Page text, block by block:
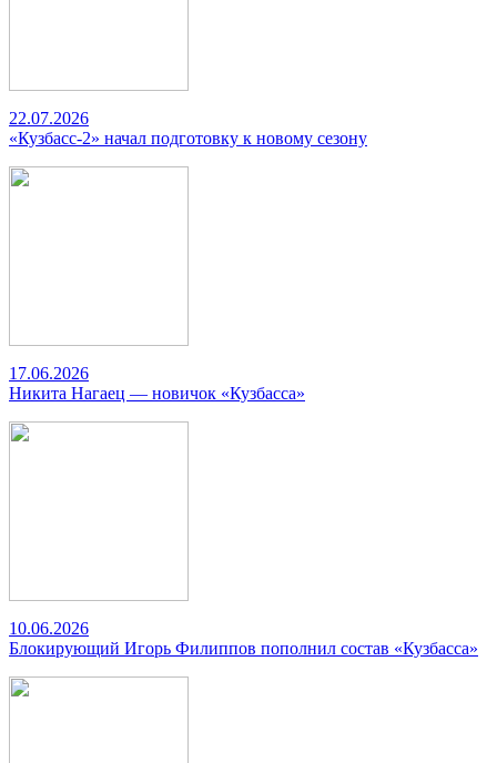
22.07.2026
«Кузбасс-2» начал подготовку к новому сезону
17.06.2026
Никита Нагаец — новичок «Кузбасса»
10.06.2026
Блокирующий Игорь Филиппов пополнил состав «Кузбасса»